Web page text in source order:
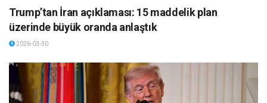
Trump’tan İran açıklaması: 15 maddelik plan
üzerinde büyük oranda anlaştık
2026-03-30